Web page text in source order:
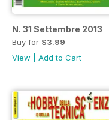
N. 31 Settembre 2013
Buy for $3.99
View
Add to Cart